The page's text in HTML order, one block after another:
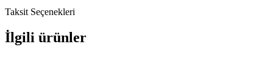
Taksit Seçenekleri
İlgili ürünler